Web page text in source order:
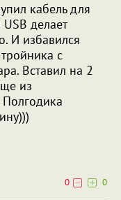
кабель для
делает
И избавился
с
Вставил на 2
из
Полгодика
0
0